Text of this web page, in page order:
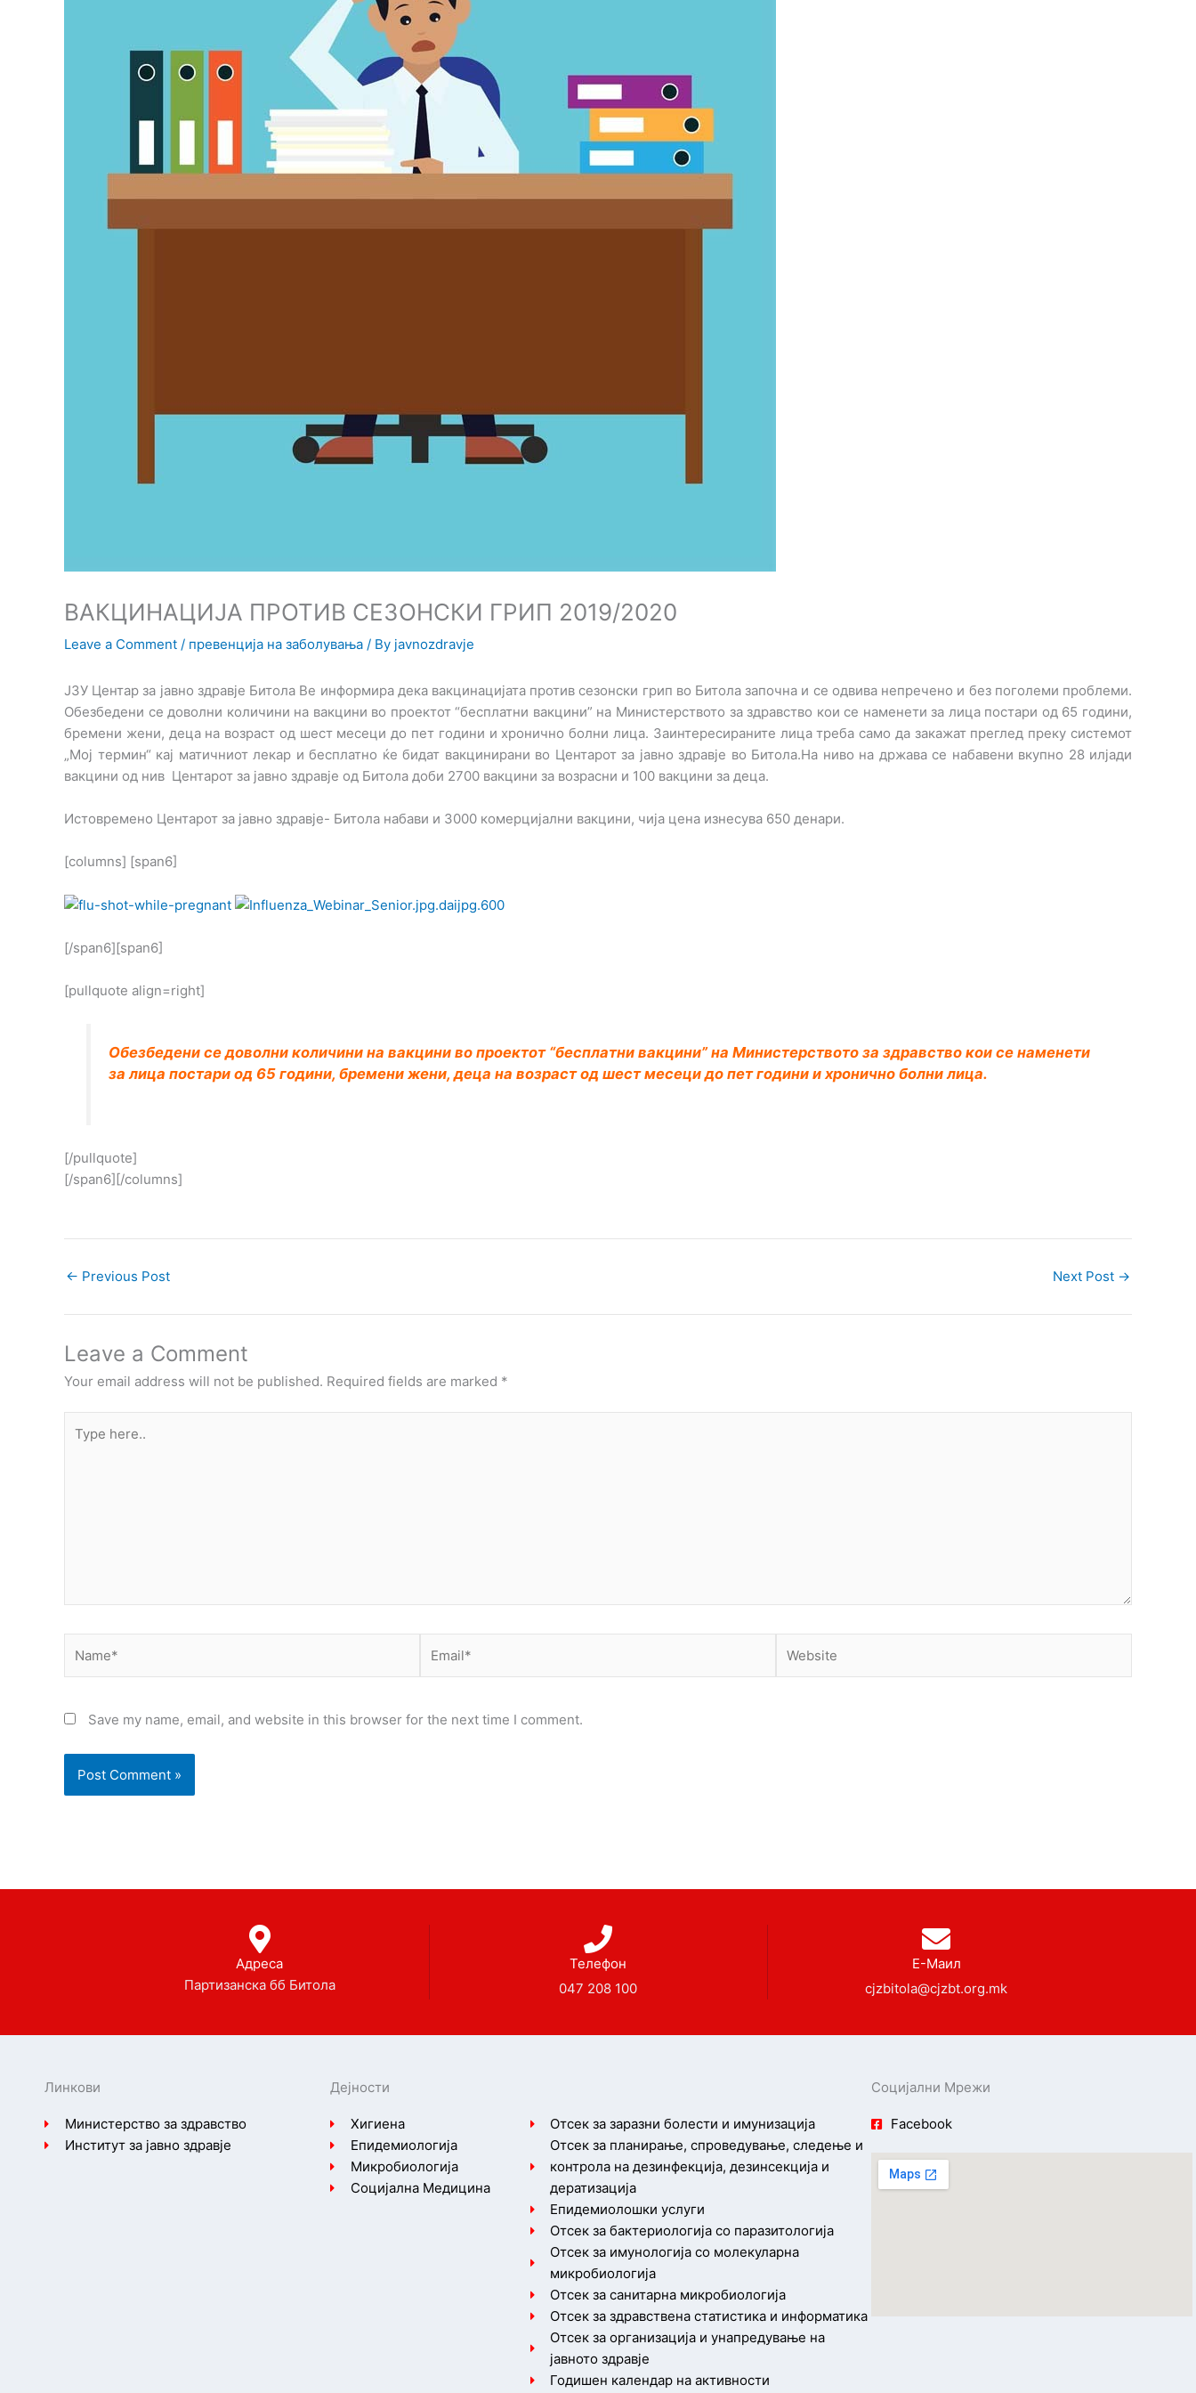
ВАКЦИНАЦИЈА ПРОТИВ СЕЗОНСКИ ГРИП 2019/2020
Leave a Comment / превенција на заболувања / By javnozdravje
ЈЗУ Центар за јавно здравје Битола Ве информира дека вакцинацијата против сезонски грип во Битола започна и се одвива непречено и без поголеми проблеми.
Обезбедени се доволни количини на вакцини во проектот “бесплатни вакцини” на Министерството за здравство кои се наменети за лица постари од 65 години,
бремени жени, деца на возраст од шест месеци до пет години и хронично болни лица. Заинтересираните лица треба само да закажат преглед преку системот
„Мој термин“ кај матичниот лекар и бесплатно ќе бидат вакцинирани во Центарот за јавно здравје во Битола.На ниво на држава се набавени вкупно 28 илјади
вакцини од нив Центарот за јавно здравје од Битола доби 2700 вакцини за возрасни и 100 вакцини за деца.
Истовремено Центарот за јавно здравје- Битола набави и 3000 комерцијални вакцини, чија цена изнесува 650 денари.
[columns] [span6]
[/span6][span6]
[pullquote align=right]
Обезбедени се доволни количини на вакцини во проектот “бесплатни вакцини” на Министерството за здравство кои се наменети
за лица постари од 65 години, бремени жени, деца на возраст од шест месеци до пет години и хронично болни лица.
[/pullquote]
[/span6][/columns]
← Previous Post Next Post →
Leave a Comment
Your email address will not be published. Required fields are marked *
here..
Save my name, email, and website in this browser for the next time I comment.
Адреса
Партизанска бб Битола
Телефон
047 208 100
Е-Маил
cjzbitola@cjzbt.org.mk
Линкови
Министерство за здравство
Институт за јавно здравје
Дејности
Хигиена
Епидемиологија
Микробиологија
Социјална Медицина
Отсек за заразни болести и имунизација
Отсек за планирање, спроведување, следење и
контрола на дезинфекција, дезинсекција и
дератизација
Епидемиолошки услуги
Отсек за бактериологија со паразитологија
Отсек за имунологија со молекуларна
микробиологија
Отсек за санитарна микробиологија
Отсек за здравствена статистика и информатика
Отсек за организација и унапредување на
јавното здравје
Годишен календар на активности
Социјални Мрежи
Facebook